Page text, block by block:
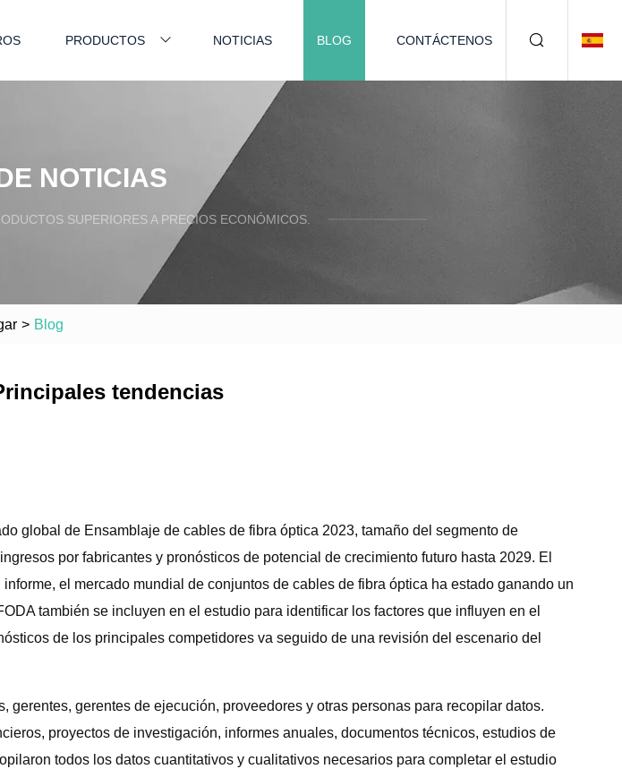
PRODUCTOS NOTICIAS BLOG CONTÁCTENOS
NOTICIAS
SUPERIORES A PRECIOS ECONÓMICOS.
> Blog
tendencias
global de Ensamblaje de cables de fibra óptica 2023, tamaño del segmento de
por fabricantes y pronósticos de potencial de crecimiento futuro hasta 2029. El
el mercado mundial de conjuntos de cables de fibra óptica ha estado ganando un
también se incluyen en el estudio para identificar los factores que influyen en el
de los principales competidores va seguido de una revisión del escenario del
gerentes de ejecución, proveedores y otras personas para recopilar datos.
proyectos de investigación, informes anuales, documentos técnicos, estudios de
todos los datos cuantitativos y cualitativos necesarios para completar el estudio